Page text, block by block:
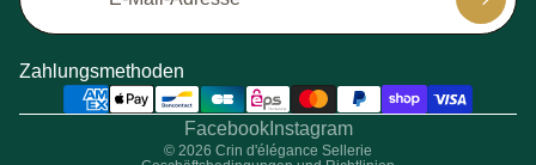
Zahlungsmethoden
FacebookInstagram
© 2026 Crin d'élégance Sellerie
Verkaufsbedingungen